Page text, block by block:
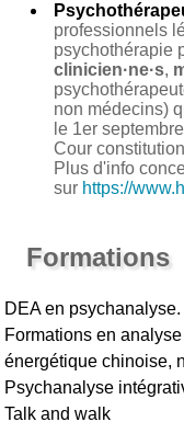
professionnels
psychothérapie
clinicien·ne·s,
non médecins)
le 1er
Cour
Plus d'info
sur https://
Formations
DEA en psychanalyse.
Formations en
énergétique chinoise,
Psychanalyse
Talk and walk